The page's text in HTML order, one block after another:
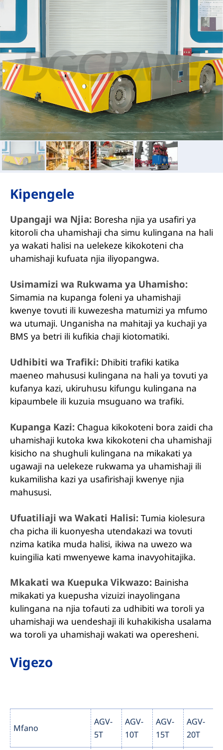
Kipengele
Upangaji wa Njia:Boresha njia ya usafiri ya
kitoroli cha uhamishaji cha simu kulingana na hali
ya wakati halisi na uelekeze kikokoteni cha
uhamishaji kufuata njia iliyopangwa.
Usimamizi wa Rukwama ya Uhamisho:
Simamia na kupanga foleni ya uhamishaji
kwenye tovuti ili kuwezesha matumizi ya mfumo
wa utumaji. Unganisha na mahitaji ya kuchaji ya
BMS ya betri ili kufikia chaji kiotomatiki.
Udhibiti wa Trafiki:Dhibiti trafiki katika
maeneo mahususi kulingana na hali ya tovuti ya
kufanya kazi, ukiruhusu kifungu kulingana na
kipaumbele ili kuzuia msuguano wa trafiki.
Kupanga Kazi:Chagua kikokoteni bora zaidi cha
uhamishaji kutoka kwa kikokoteni cha uhamishaji
kisicho na shughuli kulingana na mikakati ya
ugawaji na uelekeze rukwama ya uhamishaji ili
kukamilisha kazi ya usafirishaji kwenye njia
mahususi.
Ufuatiliaji wa Wakati Halisi:Tumia kiolesura
cha picha ili kuonyesha utendakazi wa tovuti
nzima katika muda halisi, ikiwa na uwezo wa
kuingilia kati mwenyewe kama inavyohitajika.
Mkakati wa Kuepuka Vikwazo:Bainisha
mikakati ya kuepusha vizuizi inayolingana
kulingana na njia tofauti za udhibiti wa toroli ya
uhamishaji wa uendeshaji ili kuhakikisha usalama
wa toroli ya uhamishaji wakati wa operesheni.
Vigezo
Mfano
AGV-
5T
AGV-
10T
AGV-
15T
AGV-
20T